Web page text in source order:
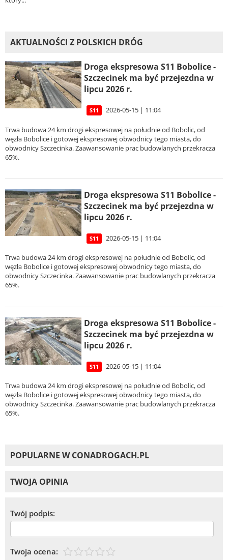
AKTUALNOŚCI Z POLSKICH DRÓG
Droga ekspresowa S11 Bobolice -
Szczecinek ma być przejezdna w
lipcu 2026 r.
S11 2026-05-15 | 11:04
Trwa budowa 24 km drogi ekspresowej na południe od Bobolic, od
węzła Bobolice i gotowej ekspresowej obwodnicy tego miasta, do
obwodnicy Szczecinka. Zaawansowanie prac budowlanych przekracza
65%.
Droga ekspresowa S11 Bobolice -
Szczecinek ma być przejezdna w
lipcu 2026 r.
S11 2026-05-15 | 11:04
Trwa budowa 24 km drogi ekspresowej na południe od Bobolic, od
węzła Bobolice i gotowej ekspresowej obwodnicy tego miasta, do
obwodnicy Szczecinka. Zaawansowanie prac budowlanych przekracza
65%.
Droga ekspresowa S11 Bobolice -
Szczecinek ma być przejezdna w
lipcu 2026 r.
S11 2026-05-15 | 11:04
Trwa budowa 24 km drogi ekspresowej na południe od Bobolic, od
węzła Bobolice i gotowej ekspresowej obwodnicy tego miasta, do
obwodnicy Szczecinka. Zaawansowanie prac budowlanych przekracza
65%.
POPULARNE W CONADROGACH.PL
TWOJA OPINIA
Twój podpis:
Twoja ocena: